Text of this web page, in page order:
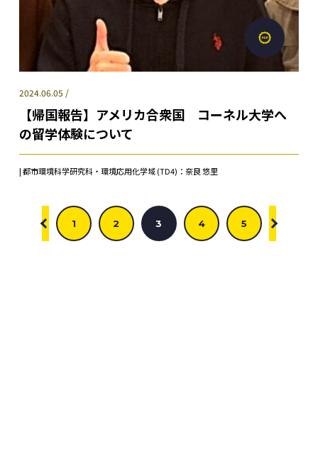
2024.06.05 /
【帰国報告】アメリカ合衆国 コーネル大学へ
の留学体験について
| 都市環境科学研究科・環境応用化学域 (TD4)：奈良 悠里
1 2 3 4 5